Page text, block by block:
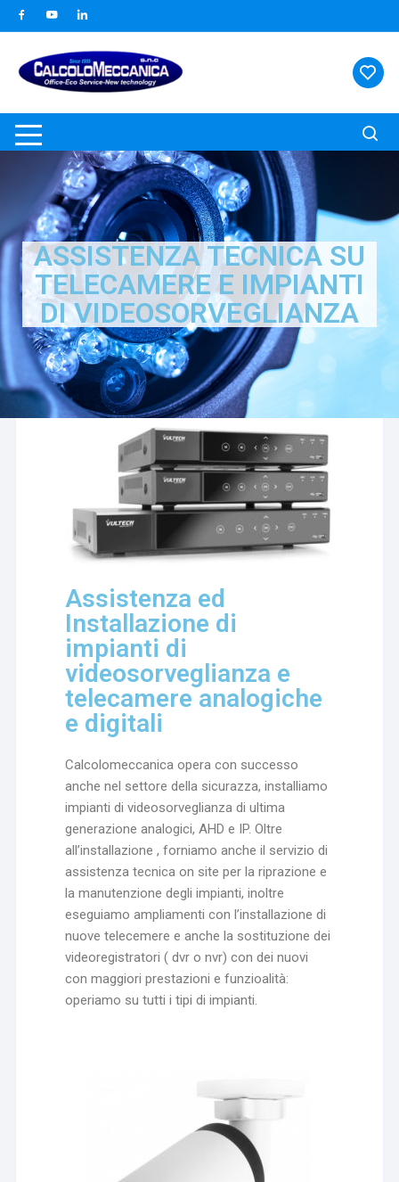
ASSISTENZA TECNICA SU
TELECAMERE E IMPIANTI
DI VIDEOSORVEGLIANZA
Assistenza ed
Installazione di
impianti di
videosorveglianza e
telecamere analogiche
e digitali
Calcolomeccanica opera con successo
anche nel settore della sicurazza, installiamo
impianti di videosorveglianza di ultima
generazione analogici, AHD e IP. Oltre
all’installazione , forniamo anche il servizio di
assistenza tecnica on site per la riprazione e
la manutenzione degli impianti, inoltre
eseguiamo ampliamenti con l’installazione di
nuove telecemere e anche la sostituzione dei
videoregistratori ( dvr o nvr) con dei nuovi
con maggiori prestazioni e funzioalità:
operiamo su tutti i tipi di impianti.